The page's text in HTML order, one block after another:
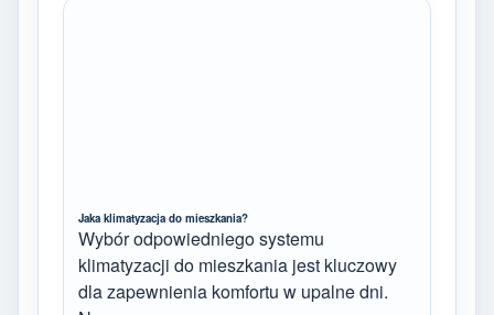
Jaka klimatyzacja do mieszkania?
Wybór odpowiedniego systemu
klimatyzacji do mieszkania jest kluczowy
dla zapewnienia komfortu w upalne dni.